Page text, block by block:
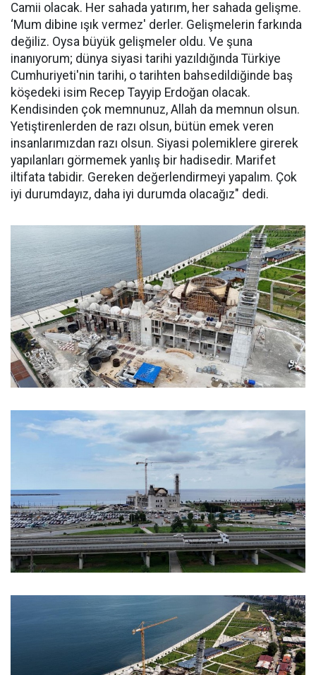
Camii olacak. Her sahada yatırım, her sahada gelişme.
‘Mum dibine ışık vermez' derler. Gelişmelerin farkında
değiliz. Oysa büyük gelişmeler oldu. Ve şuna
inanıyorum; dünya siyasi tarihi yazıldığında Türkiye
Cumhuriyeti'nin tarihi, o tarihten bahsedildiğinde baş
köşedeki isim Recep Tayyip Erdoğan olacak.
Kendisinden çok memnunuz, Allah da memnun olsun.
Yetiştirenlerden de razı olsun, bütün emek veren
insanlarımızdan razı olsun. Siyasi polemiklere girerek
yapılanları görmemek yanlış bir hadisedir. Marifet
iltifata tabidir. Gereken değerlendirmeyi yapalım. Çok
iyi durumdayız, daha iyi durumda olacağız" dedi.